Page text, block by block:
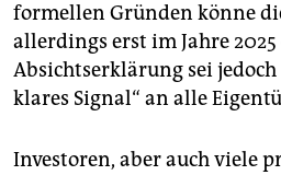
formellen Gründen könne
allerdings erst im Jahre
Absichtserklärung sei jedoch
klares Signal“ an alle
Investoren, aber auch viele